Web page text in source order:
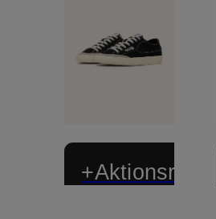
+Aktionsrabatt